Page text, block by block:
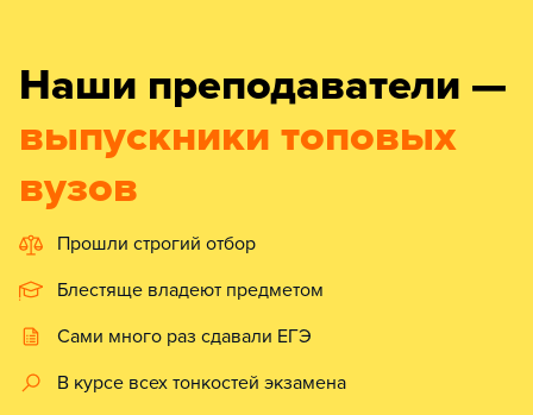
Наши преподаватели —
выпускники топовых
вузов
Прошли строгий отбор
Блестяще владеют предметом
Сами много раз сдавали ЕГЭ
В курсе всех тонкостей экзамена